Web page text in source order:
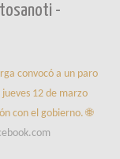
-
convocó a un paro
12 de marzo
con el gobierno. 🌐